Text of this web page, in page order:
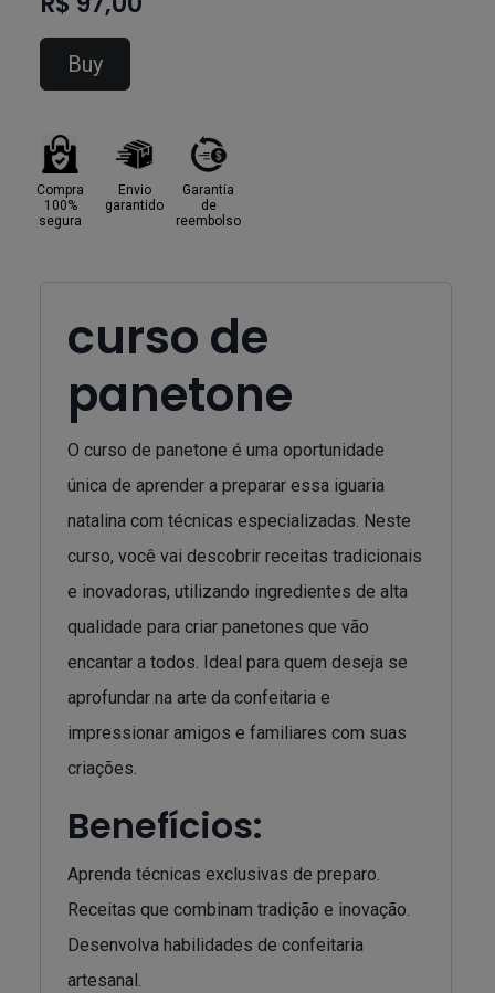
Buy
Compra
100%
segura
Envio
garantido
Garantia
de
reembolso
curso de
panetone
O curso de panetone é uma oportunidade
única de aprender a preparar essa iguaria
natalina com técnicas especializadas. Neste
curso, você vai descobrir receitas tradicionais
e inovadoras, utilizando ingredientes de alta
qualidade para criar panetones que vão
encantar a todos. Ideal para quem deseja se
aprofundar na arte da confeitaria e
impressionar amigos e familiares com suas
criações.
Benefícios:
Aprenda técnicas exclusivas de preparo.
Receitas que combinam tradição e inovação.
Desenvolva habilidades de confeitaria
artesanal.